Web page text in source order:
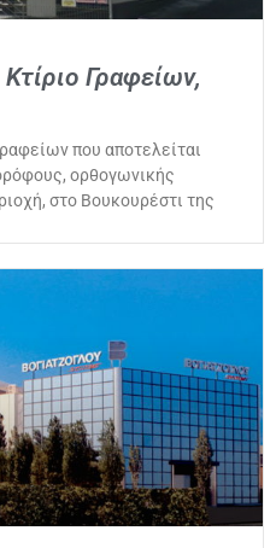
Γραφείων,
που αποτελείται
ορθογωνικής
στο Βουκουρέστι της